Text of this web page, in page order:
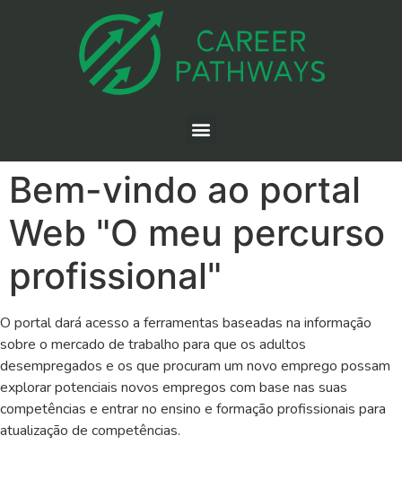
Bem-vindo ao portal
Web "O meu percurso
profissional"
O portal dará acesso a ferramentas baseadas na informação
sobre o mercado de trabalho para que os adultos
desempregados e os que procuram um novo emprego possam
explorar potenciais novos empregos com base nas suas
competências e entrar no ensino e formação profissionais para
atualização de competências.